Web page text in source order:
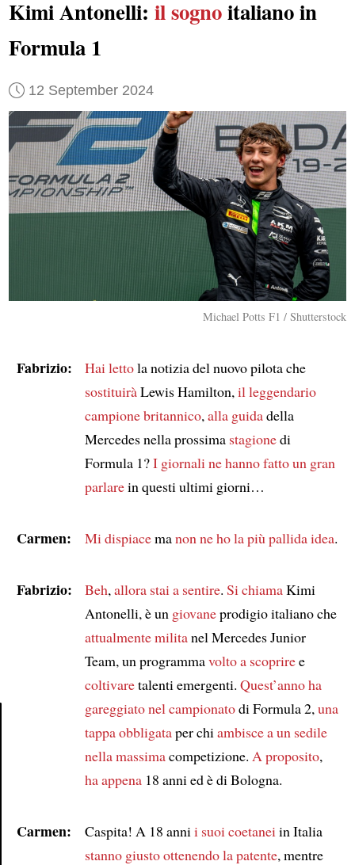
Kimi Antonelli: il sognoitaliano in
Formula 1
12 September 2024
Michael Potts F1 / Shutterstock
Fabrizio: Hai lettola notizia del nuovo pilota che
sostituiràLewis Hamilton, il leggendario
campione britannico, alla guidadella
Mercedes nella prossima stagionedi
Formula 1?I giornali ne hanno fatto un gran
parlarein questi ultimi giorni…
Carmen: Mi dispiacemanon ne ho la più pallida idea.
Fabrizio: Beh, allora stai a sentire. Si chiamaKimi
Antonelli, è un giovaneprodigio italiano che
attualmente militanel Mercedes Junior
Team, un programmavolto a scopriree
coltivaretalenti emergenti. Quest’annoha
gareggiato nel campionatodi Formula 2, una
tappa obbligataper chi ambisce a un sedile
nella massimacompetizione. A proposito,
ha appena18 anni ed è di Bologna.
Carmen: Caspita! A 18 anni i suoi coetanei in Italia
stanno giusto ottenendo la patente, mentre